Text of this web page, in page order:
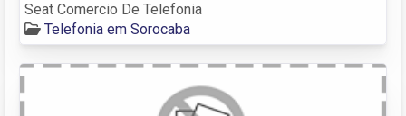
Seat Comercio De Telefonia
Telefonia em Sorocaba